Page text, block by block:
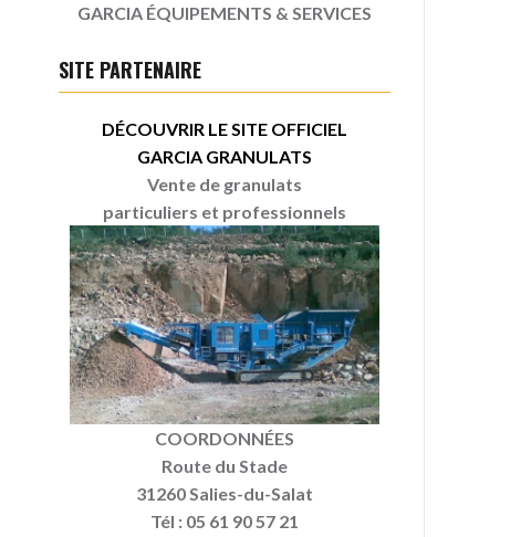
GARCIA ÉQUIPEMENTS & SERVICES
SITE PARTENAIRE
DÉCOUVRIR LE SITE OFFICIEL
GARCIA GRANULATS
Vente de granulats
particuliers et professionnels
COORDONNÉES
Route du Stade
31260 Salies-du-Salat
Tél : 05 61 90 57 21